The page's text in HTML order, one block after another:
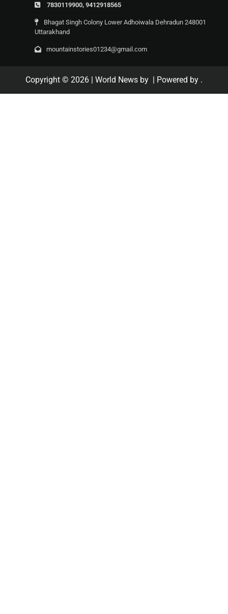
7830119900, 9412918565
Bhagat Singh Colony Lower Adhoiwala Dehradun 248001
Uttarakhand
mountainstories01234@gmail.com
Copyright © 2026 | World News by | Powered by .